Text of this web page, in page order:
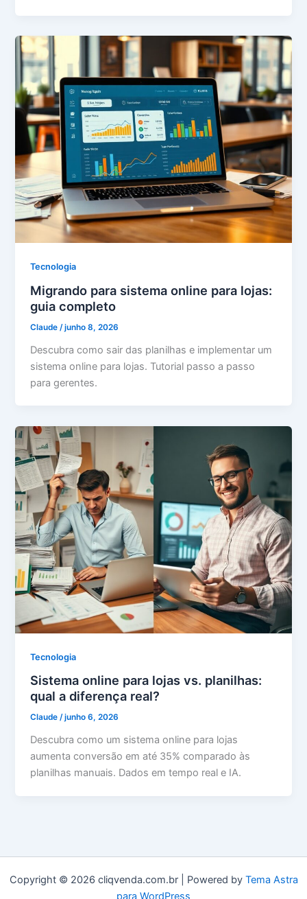
Tecnologia
Migrando para sistema online para lojas:
guia completo
Claude /junho 8, 2026
Descubra como sair das planilhas e implementar um
sistema online para lojas. Tutorial passo a passo
para gerentes.
Tecnologia
Sistema online para lojas vs. planilhas:
qual a diferença real?
Claude/junho 6, 2026
Descubra como um sistema online para lojas
aumenta conversão em até 35% comparado às
planilhas manuais. Dados em tempo real e IA.
Copyright © 2026 cliqvenda.com.br | Powered by Tema Astra
para WordPress